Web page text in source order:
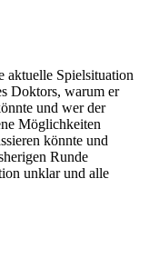
aktuelle Spielsituation
Doktors, warum er
und wer der
Möglichkeiten
könnte und
Runde
unklar und alle